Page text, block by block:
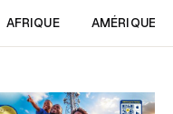
AFRIQUE AMÉRIQUE